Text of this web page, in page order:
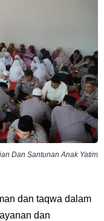
Dan Santunan Anak Yatim
dan taqwa dalam
dan